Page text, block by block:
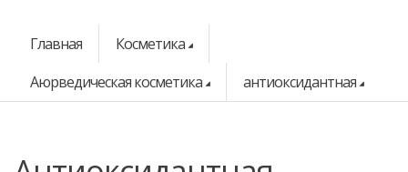
Главная
Косметика
Аюрведическая косметика
антиоксидантная